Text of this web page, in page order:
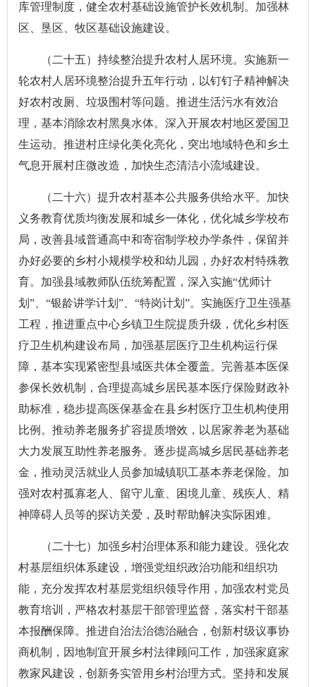
库管理制度，健全农村基础设施管护长效机制。加强林
区、垦区、牧区基础设施建设。
（二十五）持续整治提升农村人居环境。实施新一
轮农村人居环境整治提升五年行动，以钉钉子精神解决
好农村改厕、垃圾围村等问题。推进生活污水有效治
理，基本消除农村黑臭水体。深入开展农村地区爱国卫
生运动。推进村庄绿化美化亮化，突出地域特色和乡土
气息开展村庄微改造，加快生态清洁小流域建设。
（二十六）提升农村基本公共服务供给水平。加快
义务教育优质均衡发展和城乡一体化，优化城乡学校布
局，改善县域普通高中和寄宿制学校办学条件，保留并
办好必要的乡村小规模学校和幼儿园，办好农村特殊教
育。加强县域教师队伍统筹配置，深入实施“优师计
划”、“银龄讲学计划”、“特岗计划”。实施医疗卫生强基
工程，推进重点中心乡镇卫生院提质升级，优化乡村医
疗卫生机构建设布局，加强基层医疗卫生机构运行保
障，基本实现紧密型县域医共体全覆盖。完善基本医保
参保长效机制，合理提高城乡居民基本医疗保险财政补
助标准，稳步提高医保基金在县乡村医疗卫生机构使用
比例。推动养老服务扩容提质增效，以居家养老为基础
大力发展互助性养老服务。逐步提高城乡居民基础养老
金，推动灵活就业人员参加城镇职工基本养老保险。加
强对农村孤寡老人、留守儿童、困境儿童、残疾人、精
神障碍人员等的探访关爱，及时帮助解决实际困难。
（二十七）加强乡村治理体系和能力建设。强化农
村基层组织体系建设，增强党组织政治功能和组织功
能，充分发挥农村基层党组织领导作用，加强农村党员
教育培训，严格农村基层干部管理监督，落实村干部基
本报酬保障。推进自治法治德治融合，创新村级议事协
商机制，因地制宜开展乡村法律顾问工作，加强家庭家
教家风建设，创新务实管用乡村治理方式。坚持和发展